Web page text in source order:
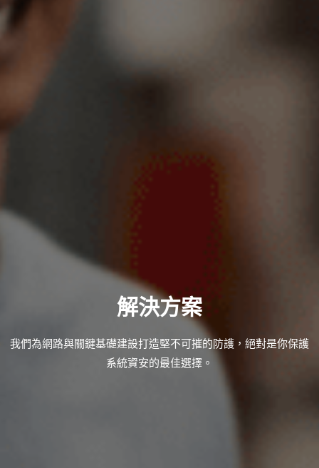
解決方案
我們為網路與關鍵基礎建設打造堅不可摧的防護，絕對是你保護
系統資安的最佳選擇。